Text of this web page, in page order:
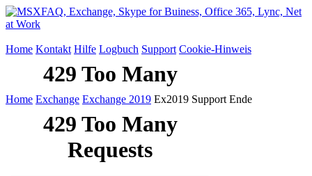
Home Kontakt Hilfe Logbuch Support Cookie-Hinweis
Home Exchange Exchange 2019 Ex2019 Support Ende